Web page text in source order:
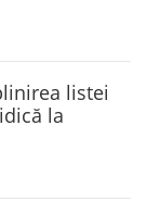
listei
la